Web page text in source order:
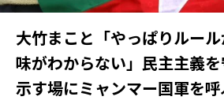
大竹まこと「やっぱりルー
味がわからない」民主主義
示す場にミャンマー国軍を